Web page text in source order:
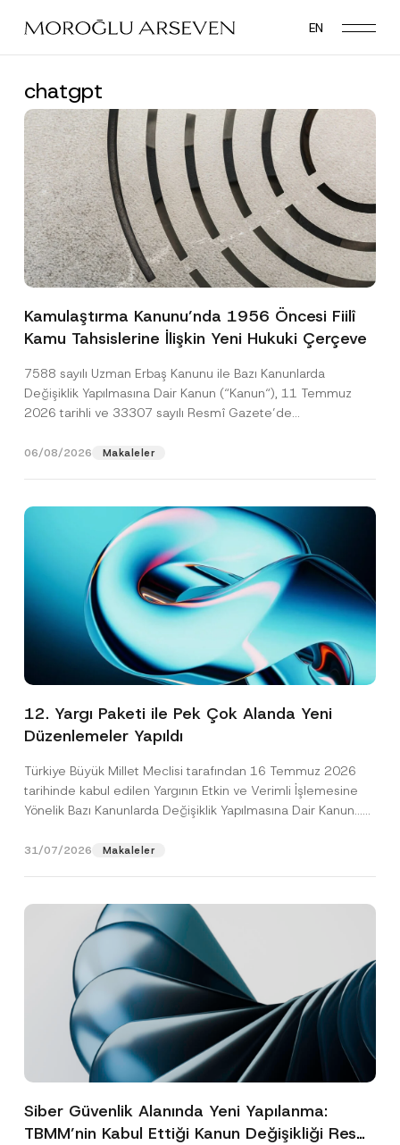
main
EN
chatgpt
Kamulaştırma Kanunu’nda 1956 Öncesi Fiilî
Kamu Tahsislerine İlişkin Yeni Hukuki Çerçeve
7588 sayılı Uzman Erbaş Kanunu ile Bazı Kanunlarda
Değişiklik Yapılmasına Dair Kanun (“Kanun“), 11 Temmuz
2026 tarihli ve 33307 sayılı Resmî Gazete’de
06/08/2026 Makaleler
12. Yargı Paketi ile Pek Çok Alanda Yeni
Düzenlemeler Yapıldı
Türkiye Büyük Millet Meclisi tarafından 16 Temmuz 2026
tarihinde kabul edilen Yargının Etkin ve Verimli İşlemesine
Yönelik Bazı Kanunlarda Değişiklik Yapılmasına Dair Kanun...
31/07/2026 Makaleler
Siber Güvenlik Alanında Yeni Yapılanma:
TBMM’nin Kabul Ettiği Kanun Değişikliği Resmî